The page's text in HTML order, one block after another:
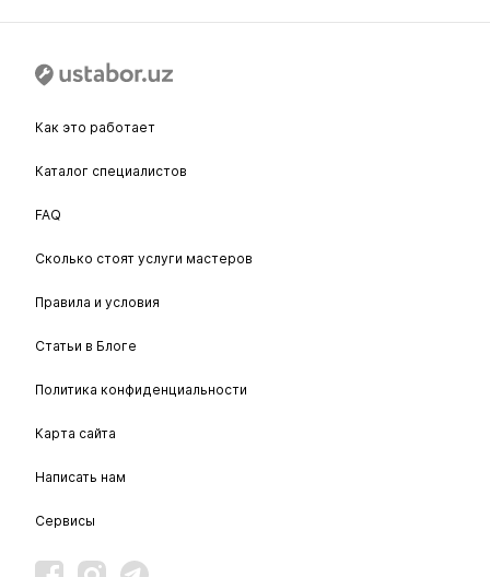
Как это работает
Каталог специалистов
FAQ
Сколько стоят услуги мастеров
Правила и условия
Статьи в Блоге
Политика конфиденциальности
Карта сайта
Написать нам
Сервисы